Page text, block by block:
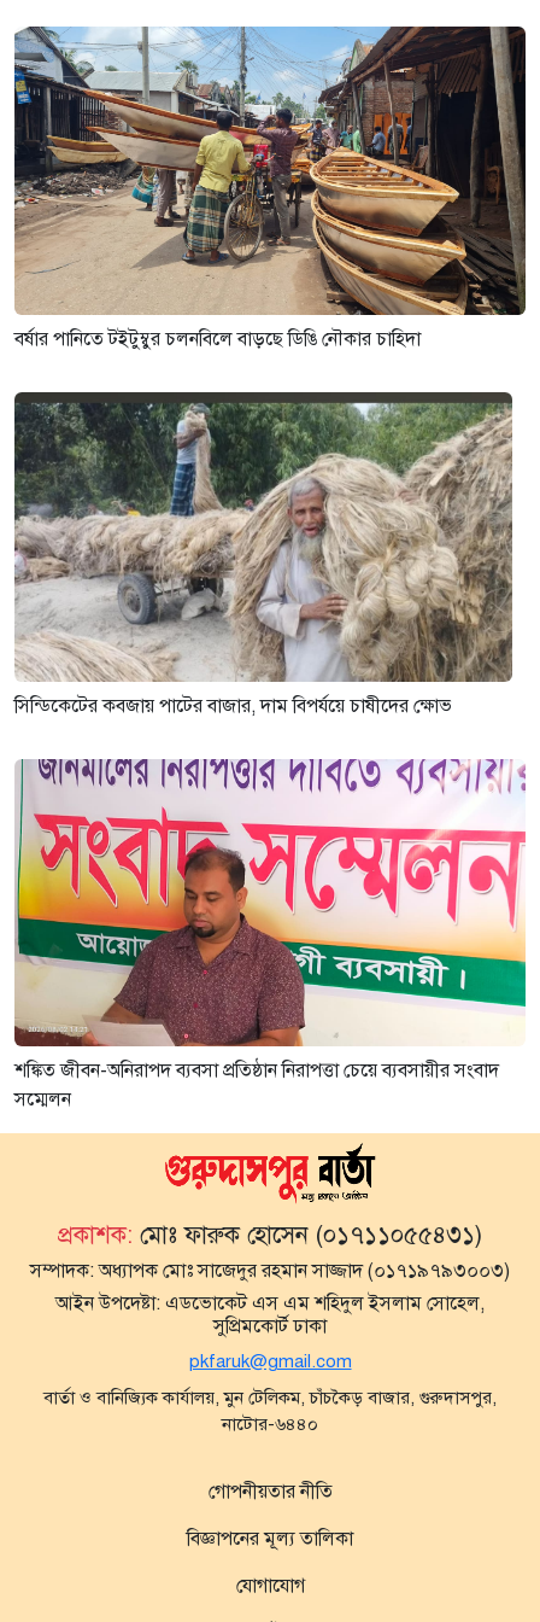
বর্ষার পানিতে টইটুম্বুর চলনবিলে বাড়ছে ডিঙি নৌকার চাহিদা
সিন্ডিকেটের কবজায় পাটের বাজার, দাম বিপর্যয়ে চাষীদের ক্ষোভ
শঙ্কিত জীবন-অনিরাপদ ব্যবসা প্রতিষ্ঠান নিরাপত্তা চেয়ে ব্যবসায়ীর সংবাদ
সম্মেলন
প্রকাশক: মোঃ ফারুক হোসেন (০১৭১১০৫৫৪৩১)
সম্পাদক:অধ্যাপক মোঃ সাজেদুর রহমান সাজ্জাদ (০১৭১৯৭৯৩০০৩)
আইন উপদেষ্টা: এডভোকেট এস এম শহিদুল ইসলাম সোহেল,
সুপ্রিমকোর্ট ঢাকা
pkfaruk@gmail.com
বার্তা ও বানিজ্যিক কার্যালয়, মুন টেলিকম, চাঁচকৈড় বাজার, গুরুদাসপুর,
নাটোর-৬৪৪০
গোপনীয়তার নীতি
বিজ্ঞাপনের মূল্য তালিকা
যোগাযোগ